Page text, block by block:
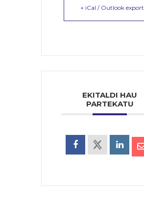
+ iCal / Outlook export
EKITALDI HAU
PARTEKATU